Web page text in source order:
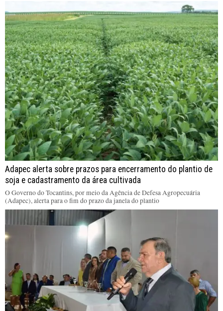
Adapec alerta sobre prazos para encerramento do plantio de
soja e cadastramento da área cultivada
O Governo do Tocantins, por meio da Agência de Defesa Agropecuária
(Adapec), alerta para o fim do prazo da janela do plantio